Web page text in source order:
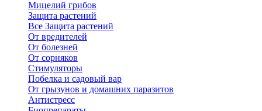
Мицелий грибов
Защита растений
Все Защита растений
От вредителей
От болезней
От сорняков
Стимуляторы
Побелка и садовый вар
От грызунов и домашних паразитов
Антистресс